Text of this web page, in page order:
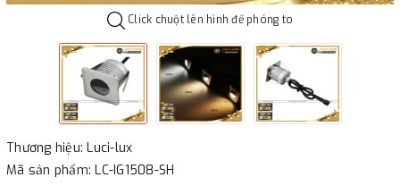
Click chuột lên hình để phóng to
Thương hiệu: Luci-lux
Mã sản phẩm: LC-IG1508-SH